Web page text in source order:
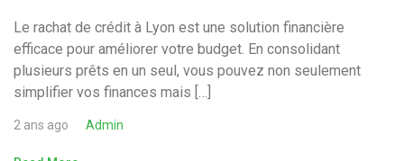
Le rachat de crédit à Lyon est une solution financière
efficace pour améliorer votre budget. En consolidant
plusieurs prêts en un seul, vous pouvez non seulement
simplifier vos finances mais […]
2 ans ago Admin